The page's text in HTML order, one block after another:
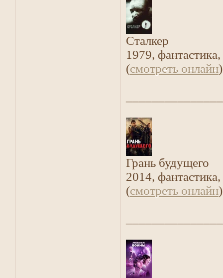
Сталкер
1979,
(смотреть онлайн)
Грань будущего
2014,
(смотреть онлайн)